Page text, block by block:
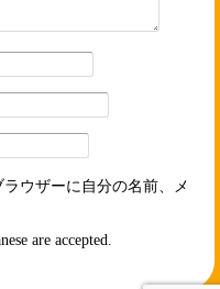
ウザーに自分の名前、メ
are accepted.